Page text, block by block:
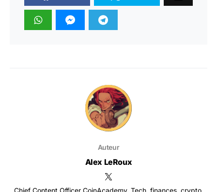
Auteur
Alex LeRoux
Chief Content Officer CoinAcademy. Tech, finances, crypto,